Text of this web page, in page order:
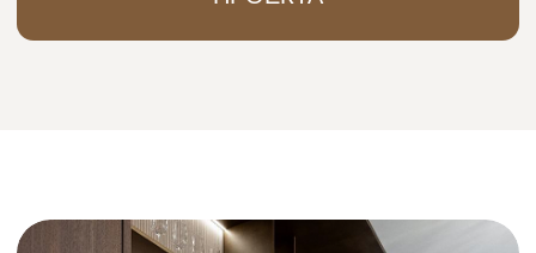
[03] По пониманию реального